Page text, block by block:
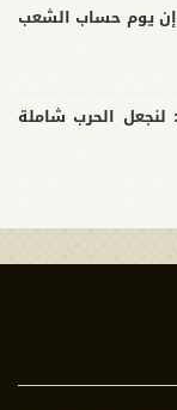
إن يوم حساب الشعب
لنجعل الحرب شاملة